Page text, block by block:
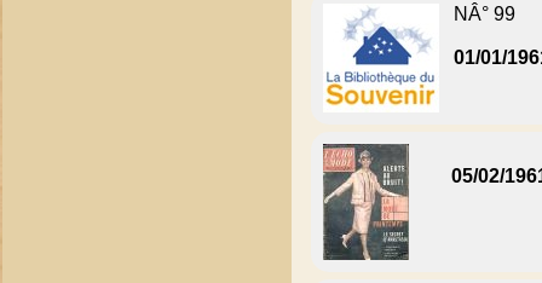
NÂ° 99
01/01/
05/02/